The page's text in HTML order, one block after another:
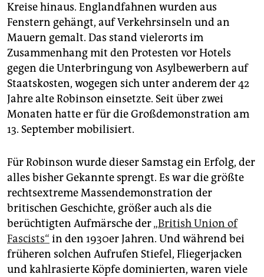
Kreise hinaus. Englandfahnen wurden aus
Fenstern gehängt, auf Verkehrsinseln und an
Mauern gemalt. Das stand vielerorts im
Zusammenhang mit den Protesten vor Hotels
gegen die Unterbringung von Asylbewerbern auf
Staatskosten, wogegen sich unter anderem der 42
Jahre alte Robinson einsetzte. Seit über zwei
Monaten hatte er für die Großdemonstration am
13. September mobilisiert.
Für Robinson wurde dieser Samstag ein Erfolg, der
alles bisher Gekannte sprengt. Es war die größte
rechtsextreme Massendemonstration der
britischen Geschichte, größer auch als die
berüchtigten Aufmärsche der„British Union of
Fascists“ in den 1930er Jahren. Und während bei
früheren solchen Aufrufen Stiefel, Fliegerjacken
und kahlrasierte Köpfe dominierten, waren viele